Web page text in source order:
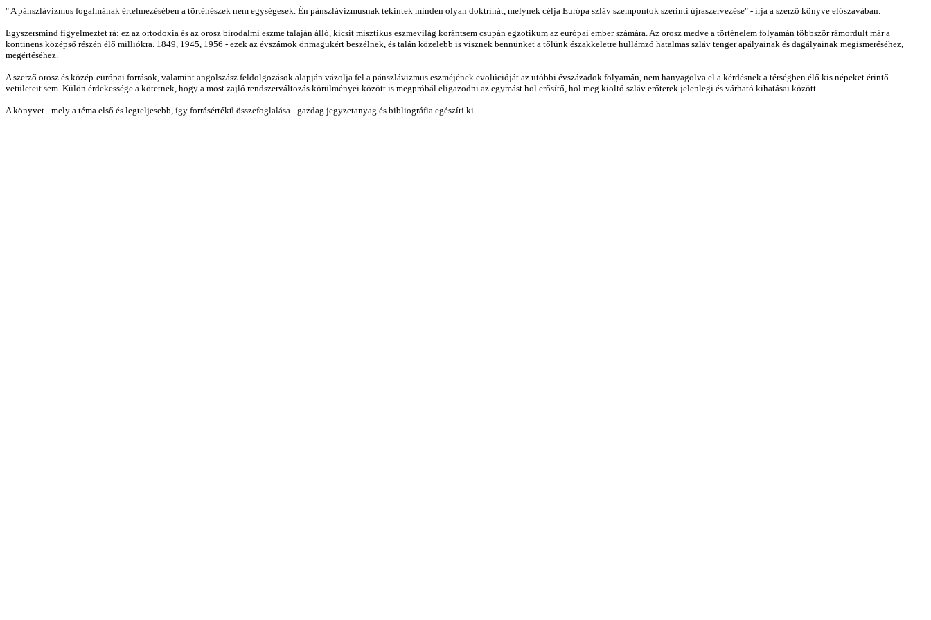
" A pánszlávizmus fogalmának értelmezésében a történészek nem egységesek. Én pánszlávizmusnak tekintek minden olyan doktrínát, melynek célja Európa szláv szempontok szerinti újraszervezése" - írja a szerző könyve előszavában.
Egyszersmind figyelmeztet rá: ez az ortodoxia és az orosz birodalmi eszme talaján álló, kicsit misztikus eszmevilág korántsem csupán egzotikum az európai ember számára. Az orosz medve a történelem folyamán többször rámordult már a
kontinens középső részén élő milliókra. 1849, 1945, 1956 - ezek az évszámok önmagukért beszélnek, és talán közelebb is visznek bennünket a tőlünk északkeletre hullámzó hatalmas szláv tenger apályainak és dagályainak megismeréséhez,
megértéséhez.
A szerző orosz és közép-európai források, valamint angolszász feldolgozások alapján vázolja fel a pánszlávizmus eszméjének evolúcióját az utóbbi évszázadok folyamán, nem hanyagolva el a kérdésnek a térségben élő kis népeket érintő
vetületeit sem. Külön érdekessége a kötetnek, hogy a most zajló rendszerváltozás körülményei között is megpróbál eligazodni az egymást hol erősítő, hol meg kioltó szláv erőterek jelenlegi és várható kihatásai között.
A könyvet - mely a téma első és legteljesebb, így forrásértékű összefoglalása - gazdag jegyzetanyag és bibliográfia egészíti ki.